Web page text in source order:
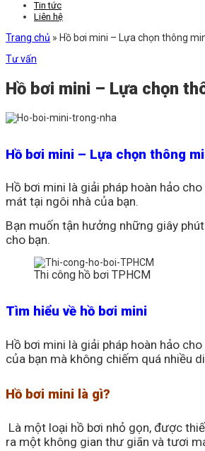
Tin tức
Liên hệ
Trang chủ » Hồ bơi mini – Lựa chọn thông
Tư vấn
Hồ bơi mini – Lựa chọn
Hồ bơi mini – Lựa chọn thông
Hồ bơi mini là giải pháp hoàn hảo
mát tại ngôi nhà của bạn.
Bạn muốn tận hưởng những giây
cho bạn.
Thi công hồ bơi TPHCM
Tìm hiểu về hồ bơi mini
Hồ bơi mini là giải pháp hoàn hảo
của bạn mà không chiếm quá nhiều
Hồ bơi mini là gì?
Là một loại hồ bơi nhỏ gọn, được
ra một không gian thư giãn và tươi